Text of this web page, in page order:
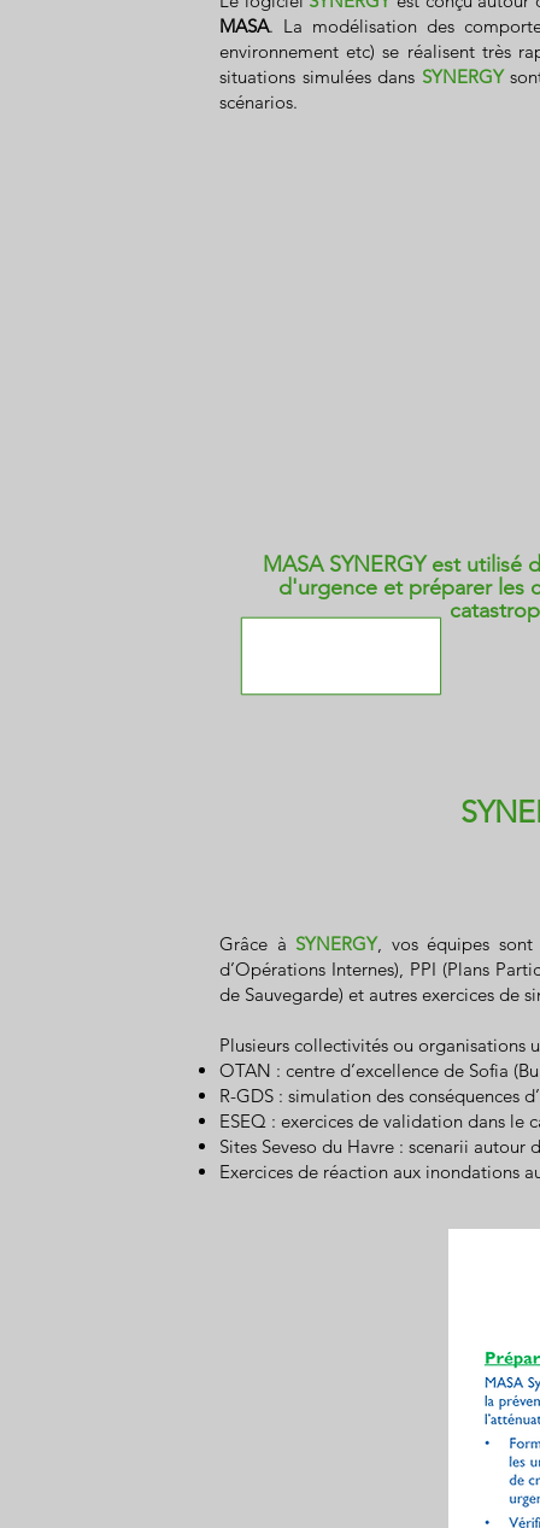
MASA. La modélisation des
environnement etc) se réalisent très
situations simulées dans SYNERGY
scénarios.
MASA SYNERGY est
d'urgence et préparer les
Grâce à SYNERGY, vos équipes
d’Opérations Internes), PPI (Plans
de Sauvegarde) et autres exercices de
Plusieurs collectivités ou organisations
OTAN : centre d’excellence de Sofia
R-GDS : simulation des conséquences
ESEQ : exercices de validation dans le
Sites Seveso du Havre : scenarii
Exercices de réaction aux inondations